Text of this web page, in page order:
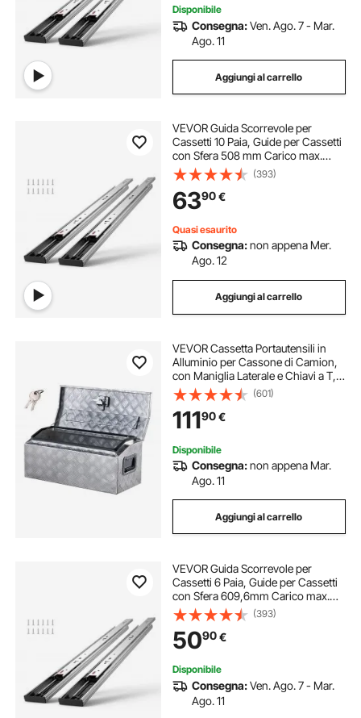
Disponibile
Consegna:Ven. Ago. 7 - Mar.
Ago. 11
Aggiungi al carrello
VEVOR Guida Scorrevole per
Cassetti 10 Paia, Guide per Cassetti
con Sfera 508 mm Carico max.
45,4kg, Guida Cassetto Estraibile
Laterale Estensione Completa
Ripiano dell'Armadio, Set di Guida
Cassetti
(393)
6390€
Quasi esaurito
Consegna:non appena Mer.
Ago. 12
Aggiungi al carrello
VEVOR Cassetta Portautensili in
Alluminio per Cassone di Camion,
con Maniglia Laterale e Chiavi a T,
Organizzatore per Rimorchi,
Camper, Struttura 76,2 x 330,2 x
330,2 mm, Argento
(601)
11190€
Disponibile
Consegna:non appena Mar.
Ago. 11
Aggiungi al carrello
VEVOR Guida Scorrevole per
Cassetti 6 Paia, Guide per Cassetti
con Sfera 609,6mm Carico max.
45,4kg, Guida Cassetto Estraibile
Laterale Estensione Completa
Ripiano dell'Armadio, Set di Guida
Cassetti
(393)
5090€
Disponibile
Consegna:Ven. Ago. 7 - Mar.
Ago. 11